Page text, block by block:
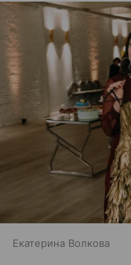
Екатерина Волкова